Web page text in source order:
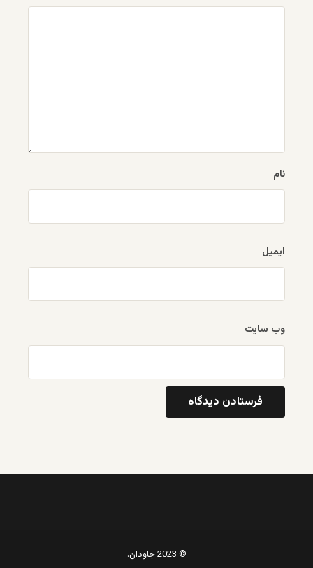
نام
ایمیل
وب‌ سایت
© 2023 جاودان.